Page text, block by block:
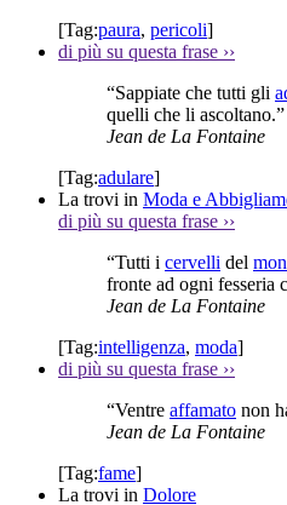
[Tag:paura, pericoli]
di più su questa frase ››
“Sappiate che tutti gli
quelli che li ascoltano.”
Jean de La Fontaine
[Tag:adulare]
La trovi in Moda e
di più su questa frase ››
“Tutti i cervelli del
fronte ad ogni fesseria
Jean de La Fontaine
[Tag:intelligenza, moda]
di più su questa frase ››
“Ventre affamato non
Jean de La Fontaine
[Tag:fame]
La trovi in Dolore